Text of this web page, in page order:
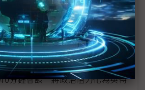
生產破千萬輛 HEV需求強勁跨越
協議持續推進 2026聚焦關鍵礦
分鐘會談 將政治阻力化為英特